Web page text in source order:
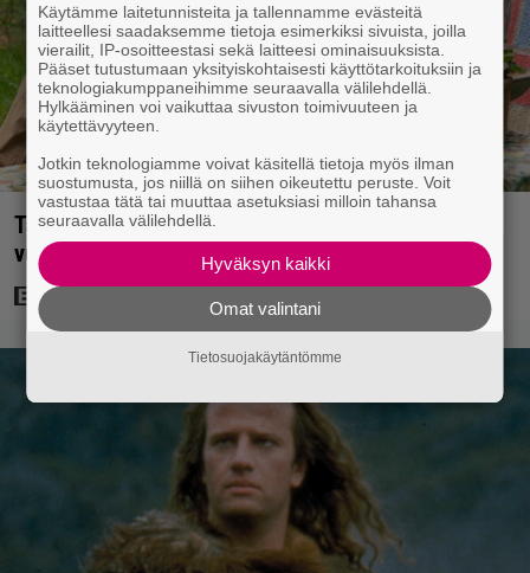
Tänään tv:ssä: Koskettava kotimainen elokuva
vuodelta 2020 – ”Tehty isolla sydämellä”
Käytämme laitetunnisteita ja tallennamme evästeitä
laitteellesi saadaksemme tietoja esimerkiksi sivuista, joilla
vierailit, IP-osoitteestasi sekä laitteesi ominaisuuksista.
Pääset tutustumaan yksityiskohtaisesti käyttötarkoituksiin ja
teknologiakumppaneihimme seuraavalla välilehdellä.
Hylkääminen voi vaikuttaa sivuston toimivuuteen ja
käytettävyyteen.
Jotkin teknologiamme voivat käsitellä tietoja myös ilman
suostumusta, jos niillä on siihen oikeutettu peruste. Voit
vastustaa tätä tai muuttaa asetuksiasi milloin tahansa
seuraavalla välilehdellä.
Hyväksyn kaikki
Omat valintani
Tietosuojakäytäntömme